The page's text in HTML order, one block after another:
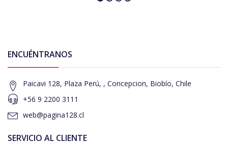
ENCUÉNTRANOS
Paicavi 128, Plaza Perú, , Concepcion, Biobío, Chile
+56 9 2200 3111
web@pagina128.cl
SERVICIO AL CLIENTE